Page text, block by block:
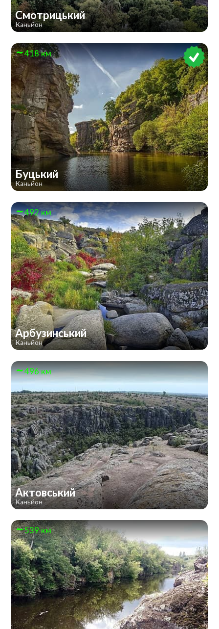
Смотрицький
Каньйон
418 км
Буцький
Каньйон
492 км
Арбузинський
Каньйон
496 км
Актовський
Каньйон
539 км